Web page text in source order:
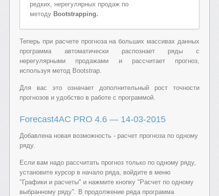
редких, нерегулярных продаж по
методу Bootstrapping.
Теперь при расчете прогноза на больших массивах данных
программа автоматически распознает ряды с
нерегулярными продажами и рассчитает прогноз,
используя метод Bootstrap.
Для вас это означает дополнительный рост точности
прогнозов и удобство в работе с программой.
Forecast4AC PRO 4.6 — 14-03-2015
Добавлена новая возможность - расчет прогноза по одному
ряду.
Если вам надо рассчитать прогноз только по одному ряду,
установите курсор в начало ряда, войдите в меню
"Графики и расчеты" и нажмите кнопку "Расчет по одному
выбранному ряду". В продолжение ряда программа